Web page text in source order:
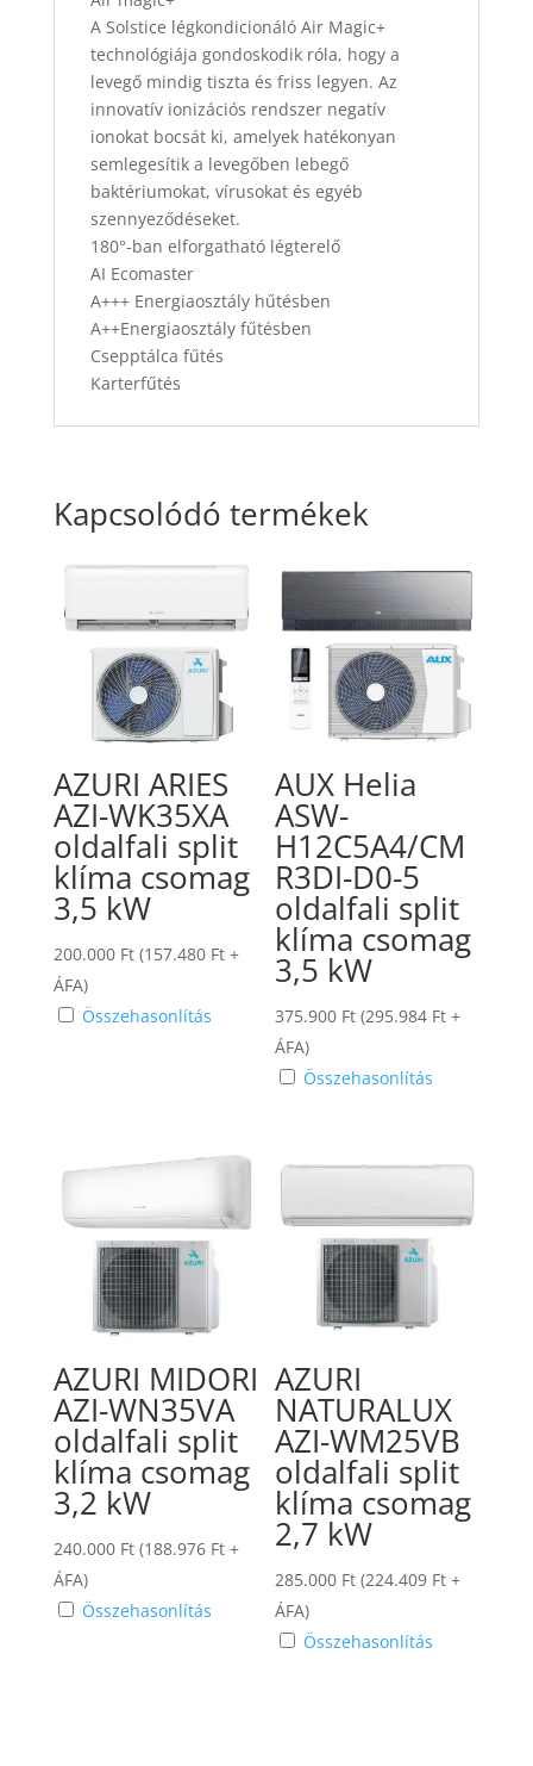
mennyiség
A Solstice légkondicionáló Air Magic+
technológiája gondoskodik róla, hogy a
levegő mindig tiszta és friss legyen. Az
innovatív ionizációs rendszer negatív
ionokat bocsát ki, amelyek hatékonyan
semlegesítik a levegőben lebegő
baktériumokat, vírusokat és egyéb
szennyeződéseket.
180°-ban elforgatható légterelő
AI Ecomaster
A+++ Energiaosztály hűtésben
A++Energiaosztály fűtésben
Csepptálca fűtés
Karterfűtés
Kapcsolódó termékek
AZURI ARIES
AZI-WK35XA
oldalfali split
klíma csomag
3,5 kW
200.000 Ft (157.480 Ft+
ÁFA)
Összehasonlítás
AUX Helia
ASW-
H12C5A4/CM
R3DI-D0-5
oldalfali split
klíma csomag
3,5 kW
375.900 Ft (295.984 Ft +
ÁFA)
Összehasonlítás
AZURI MIDORI
AZI-WN35VA
oldalfali split
klíma csomag
3,2 kW
240.000 Ft (188.976 Ft+
ÁFA)
Összehasonlítás
AZURI
NATURALUX
AZI-WM25VB
oldalfali split
klíma csomag
2,7 kW
285.000 Ft (224.409 Ft +
ÁFA)
Összehasonlítás